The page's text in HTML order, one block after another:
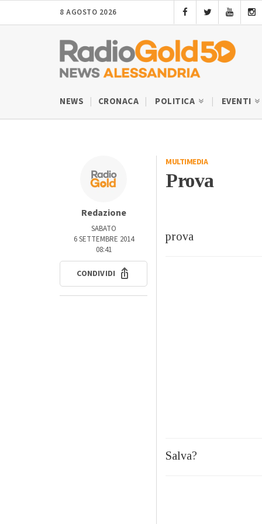
8 AGOSTO 2026
NEWS CRONACA POLITICA EVENTI
Redazione
SABATO
6 SETTEMBRE 2014
08:41
CONDIVIDI
MULTIMEDIA
Prova
prova
Salva?